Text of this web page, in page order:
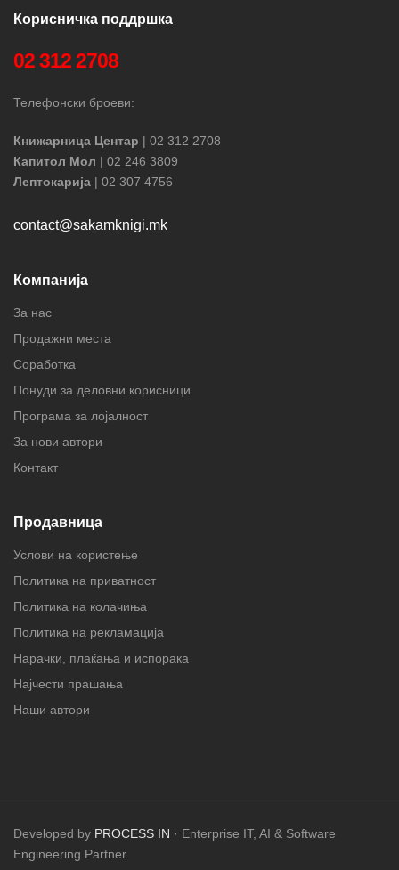
Корисничка поддршка
02 312 2708
Телефонски броеви:
Книжарница Центар | 02 312 2708
Капитол Мол | 02 246 3809
Лептокарија | 02 307 4756
contact@sakamknigi.mk
Компанија
За нас
Продажни места
Соработка
Понуди за деловни корисници
Програма за лојалност
За нови автори
Контакт
Продавница
Услови на користење
Политика на приватност
Политика на колачиња
Политика на рекламација
Нарачки, плаќања и испорака
Најчести прашања
Наши автори
Developed by PROCESS IN · Enterprise IT, AI & Software
Engineering Partner.